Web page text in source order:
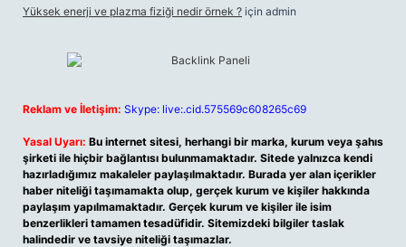
Yüksek enerji ve plazma fiziği nedir örnek ? için admin
Reklam ve İletişim: Skype: live:.cid.575569c608265c69
Yasal Uyarı: Bu internet sitesi, herhangi bir marka, kurum veya şahıs
şirketi ile hiçbir bağlantısı bulunmamaktadır. Sitede yalnızca kendi
hazırladığımız makaleler paylaşılmaktadır. Burada yer alan içerikler
haber niteliği taşımamakta olup, gerçek kurum ve kişiler hakkında
paylaşım yapılmamaktadır. Gerçek kurum ve kişiler ile isim
benzerlikleri tamamen tesadüfidir. Sitemizdeki bilgiler taslak
halindedir ve tavsiye niteliği taşımazlar.